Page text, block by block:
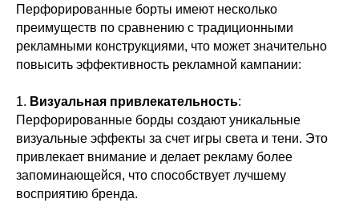
Перфорированные борты имеют несколько
преимуществ по сравнению с традиционными
рекламными конструкциями, что может значительно
повысить эффективность рекламной кампании:
1. Визуальная привлекательность:
Перфорированные борды создают уникальные
визуальные эффекты за счет игры света и тени. Это
привлекает внимание и делает рекламу более
запоминающейся, что способствует лучшему
восприятию бренда.